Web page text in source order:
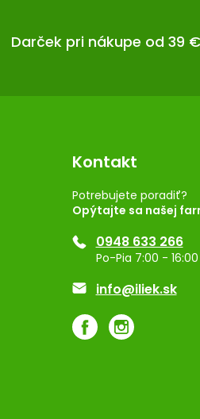
Darček pri nákupe od 39 €
Kontakt
Potrebujete poradiť?
Opýtajte sa našej
0948 633 266
Po-Pia 7:00 - 16:00
info@iliek.sk